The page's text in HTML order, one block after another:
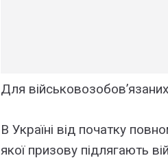
Для
В Україні від початку
якої призову підлягають